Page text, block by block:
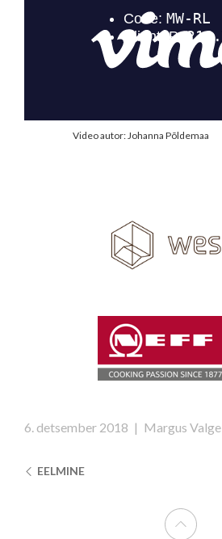
Video autor: Johanna Põldemaa
6. detsember 2018 | Margus Valge
EELMINE